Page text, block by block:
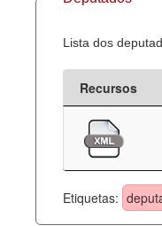
Lista dos
Recursos
Etiquetas: